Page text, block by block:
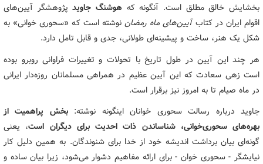
بخشایش خالق مطلق است. آنگونه که هوشنگ جاوید پژوهشگر آیین‌های
اقوام ایران در کتابآیین‌های ماه رمضان نوشته است که «سحوری خوانی» به
شکل یک هنر، ساخت و پیشینه‌ای طولانی، جدی و قابل تامل دارد.
هر چند این آیین در طول تاریخ با تحولات و تغییرات فراوانی روبرو بوده
است زهی سعادت که این آیین عظیم در همراهی مسلمانان روزه‌دار ایرانی
در ماه صیام تا به امروز نیز برقرار است.
جاوید درباره رسالت سحوری خوانان اینگونه نوشته:بخش پراهمیت از
بهره‌های سحوری‌خوانی، شناساندن ذات احدیت برای دیگران است، یعنی
گونه‌ای بیان برداشت اندیشه خود از خدا برای شنوندگان. به همین دلیل کار
نیایشگر - سحوری خوان - برای ارائه مفاهیم دشوار می‌شود، زیرا بیان ساده و